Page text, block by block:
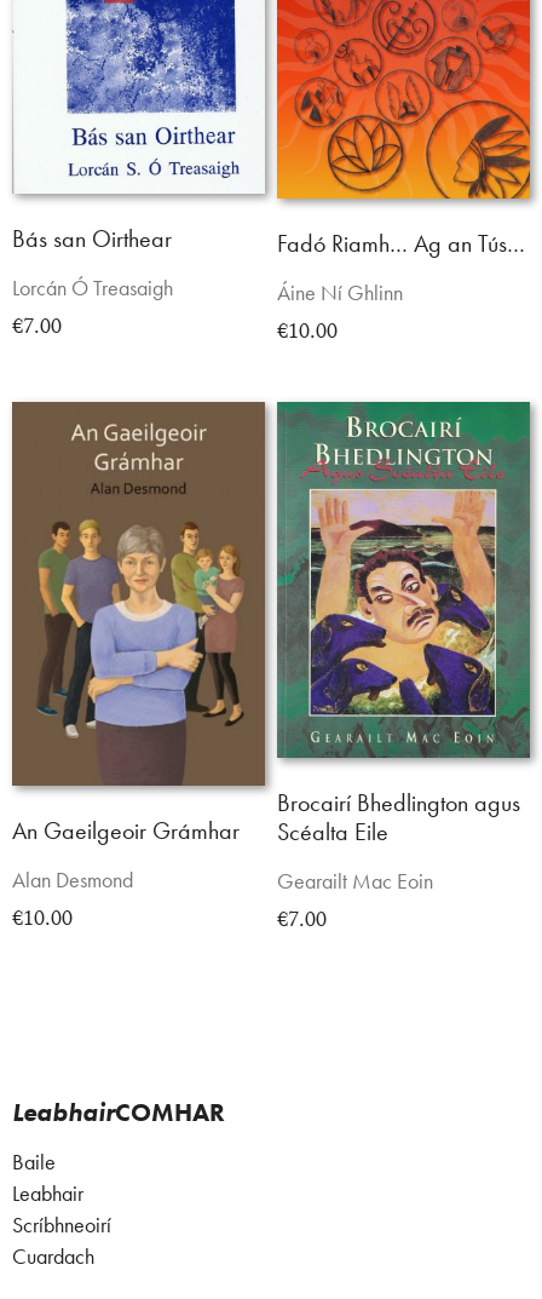
Bás san Oirthear
Lorcán Ó Treasaigh
€7.00
Fadó Riamh… Ag an Tús…
Áine Ní Ghlinn
€10.00
An Gaeilgeoir Grámhar
Alan Desmond
€10.00
Brocairí Bhedlington agus
Scéalta Eile
Gearailt Mac Eoin
€7.00
LeabhairCOMHAR
Baile
Leabhair
Scríbhneoirí
Cuardach